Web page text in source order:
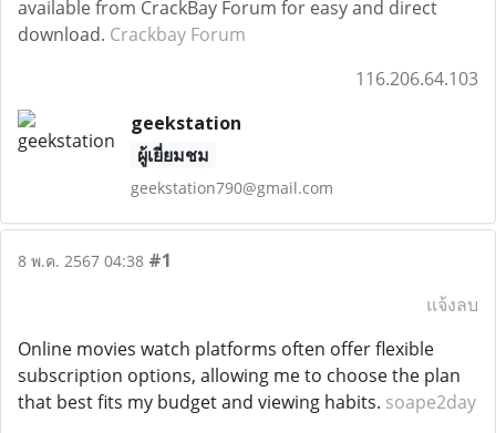
available from CrackBay Forum for easy and direct
download. Crackbay Forum
116.206.64.103
geekstation
ผู้เยี่ยมชม
geekstation790@gmail.com
8 พ.ค. 2567 04:38 #1
แจ้งลบ
Online movies watch platforms often offer flexible
subscription options, allowing me to choose the plan
that best fits my budget and viewing habits. soape2day